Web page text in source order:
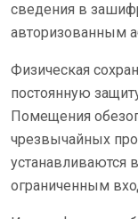
сведения в
авторизованным
Физическая
постоянную
Помещения
чрезвычайных
ограниченным